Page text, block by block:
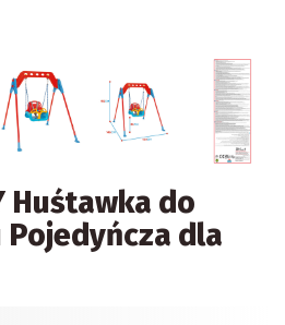
Huśtawka do
Pojedyńcza dla